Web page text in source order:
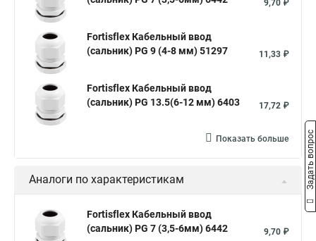
9,70 ₽
Fortisflex Кабельный ввод
(сальник) PG 9 (4-8 мм) 51297
11,33 ₽
Fortisflex Кабельный ввод
(сальник) PG 13.5(6-12 мм) 6403
17,72 ₽
Показать больше
Аналоги по характеристикам
Fortisflex Кабельный ввод
(сальник) PG 7 (3,5-6мм) 6442
9,70 ₽
Задать вопрос